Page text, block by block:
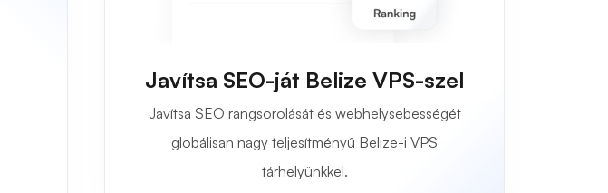
Javítsa SEO-ját Belize VPS-szel
Javítsa SEO rangsorolását és webhelysebességét
globálisan nagy teljesítményű Belize-i VPS
tárhelyünkkel.